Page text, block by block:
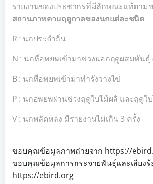
รายงานของประชากรที่มีลักษณะแท้ตาม
สถานภาพตามฤดูกาลของนกแต่ละชนิด
R : นกประจำถิ่น
N : นกที่อพยพเข้ามาช่วงนอกฤดูผสมพันธุ์
B : นกที่อพยพเข้ามาทำรังวางไข่
P : นกอพยพผ่านช่วงฤดูใบไม้ผลิ และฤดูใ
V : นกพลัดหลง มีรายงานไม่เกิน 3 ครั้ง
ขอบคุณข้อมูลภาพถ่ายจาก https://
ขอบคุณข้อมูลการกระจายพันธุ์และเสียงร้
https://ebird.org